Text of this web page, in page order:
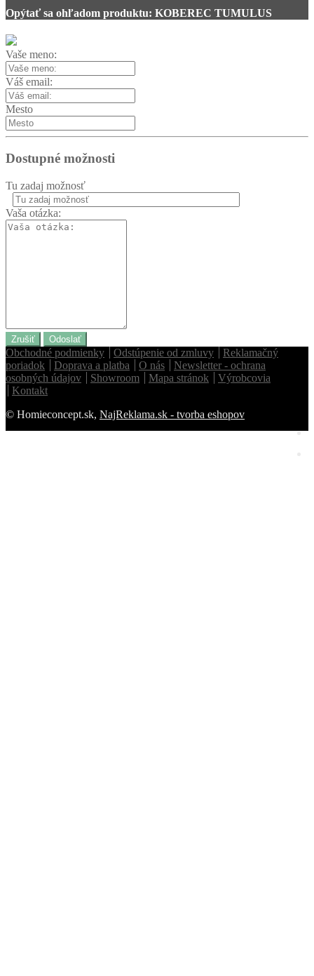
Opýtať sa ohľadom produktu: KOBEREC TUMULUS
Vaše meno:
Váš email:
Mesto
Dostupné možnosti
Tu zadaj možnosť
Vaša otázka:
Zrušiť Odoslať
Obchodné podmienky Odstúpenie od zmluvy
Reklamačný
poriadok
Doprava a platba O nás
Newsletter - ochrana
osobných údajov
Showroom Mapa stránok
Výrobcovia
Kontakt
© Homieconcept.sk, NajReklama.sk - tvorba eshopov